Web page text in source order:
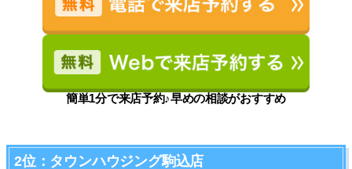
簡単1分で来店予約♪早めの相談がおすすめ
2位：タウンハウジング駒込店